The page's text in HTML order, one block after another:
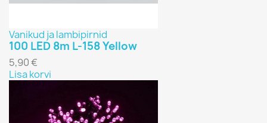
Vanikud ja lambipirnid
100 LED 8m L-158 Yellow
5,90 €
Lisa korvi